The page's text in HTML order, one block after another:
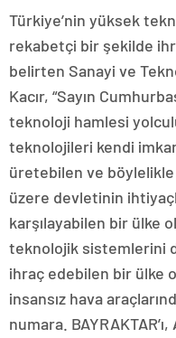
Türkiye’nin yüksek
rekabetçi bir şekilde
belirten Sanayi ve
Kacır, “Sayın
teknoloji hamlesi
teknolojileri kendi
üretebilen ve
üzere devletinin
karşılayabilen bir ülke
teknolojik sistemlerini
ihraç edebilen bir ülke
insansız hava
numara. BAYRAKTAR’ı,